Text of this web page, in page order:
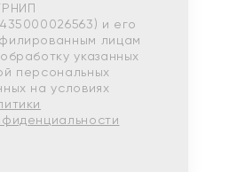
и его
лицам
указанных
персональных
на условиях